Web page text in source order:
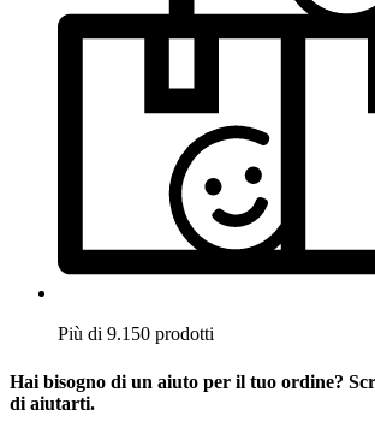
Più di 9.150 prodotti
Hai bisogno di un aiuto per il tuo ordine?
di aiutarti.